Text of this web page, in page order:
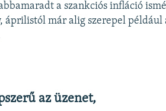
a szankciós infláció
áprilistól már alig szerepel például
az üzenet,